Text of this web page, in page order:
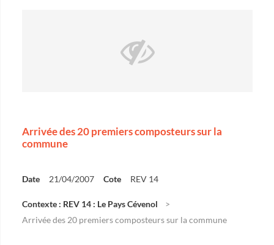
Arrivée des 20 premiers composteurs sur la
commune
Date 21/04/2007 Cote REV 14
Contexte : REV 14 : Le Pays Cévenol
Arrivée des 20 premiers composteurs sur la commune